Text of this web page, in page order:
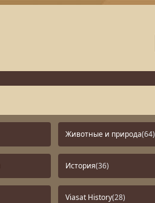
Животные и природа(64)
История(36)
Viasat History(28)